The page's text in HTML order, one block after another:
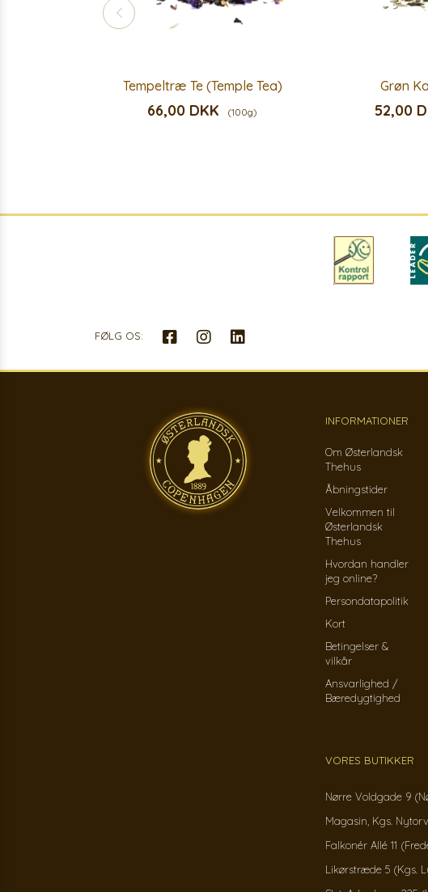
Tempeltræ Te (Temple Tea)
66,00 DKK (100g)
Grøn
52,00
FØLG OS:
INFORMATIONER
Om Østerlandsk
Thehus
Åbningstider
Velkommen til
Østerlandsk
Thehus
Hvordan handler
jeg online?
Persondatapolitik
Kort
Betingelser &
vilkår
Ansvarlighed /
Bæredygtighed
VORES BUTIKKER
Nørre Voldgade 9
Magasin, Kgs. Nytorv
Falkonér Allé 11
Likørstræde 5 (Kgs.